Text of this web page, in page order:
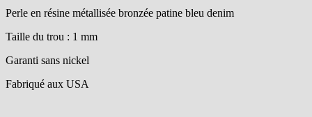
Perle en résine métallisée bronzée patine bleu denim
Taille du trou : 1 mm
Garanti sans nickel
Fabriqué aux USA